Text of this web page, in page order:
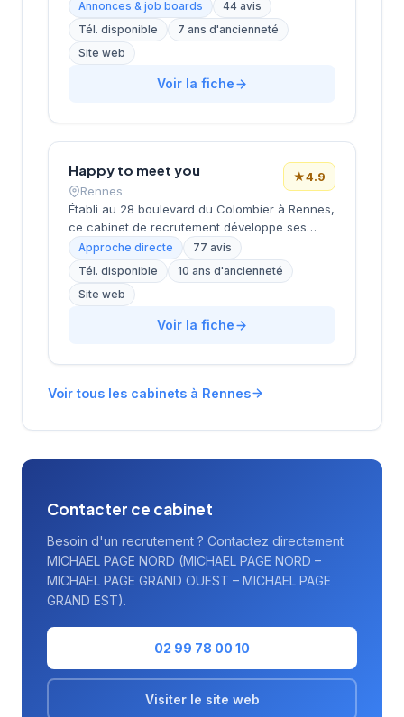
recrutement développe ses activités de
conseil en ressources humaines sous la
direction de Cheritel. La structure bénéficie
d'une excellente réputation auprès de sa
clientèle, comme en témoignent ses 44 avis
Google avec une note maximale de 5 étoiles.
approche de proximité avec les entreprises
bretonnes.
Annonces & job boards
44 avis
Tél. disponible
7 ans d'ancienneté
Site web
Voir la fiche
Happy to meet you
Rennes
★4.9
Établi au 28 boulevard du Colombier à Rennes,
ce cabinet de recrutement développe ses
activités de conseil en ressources humaines
dans la métropole bretonne. Dirigée par
GOUGEON, la structure accompagne les
entreprises locales et régionales dans leurs
recherches de talents et leurs processus de
recrutement. Le cabinet bénéficie d'une
Google. Cette reconnaissance témoigne de la
Approche directe
77 avis
Tél. disponible
10 ans d'ancienneté
Site web
Voir la fiche
Voir tous les cabinets à Rennes
Contacter ce cabinet
Besoin d'un recrutement ? Contactez directement
MICHAEL PAGE NORD (MICHAEL PAGE NORD –
MICHAEL PAGE GRAND OUEST – MICHAEL PAGE
GRAND EST).
02 99 78 00 10
Visiter le site web